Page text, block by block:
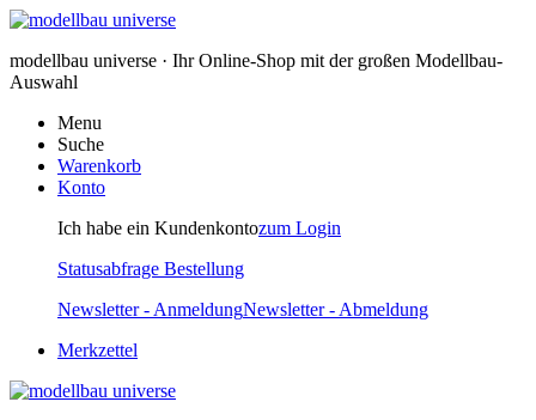
modellbau universe · Ihr Online-Shop mit der großen Modellbau-
Auswahl
Menu
Suche
Warenkorb
Konto
Ich habe ein Kundenkontozum Login
Statusabfrage Bestellung
Newsletter - AnmeldungNewsletter - Abmeldung
Merkzettel